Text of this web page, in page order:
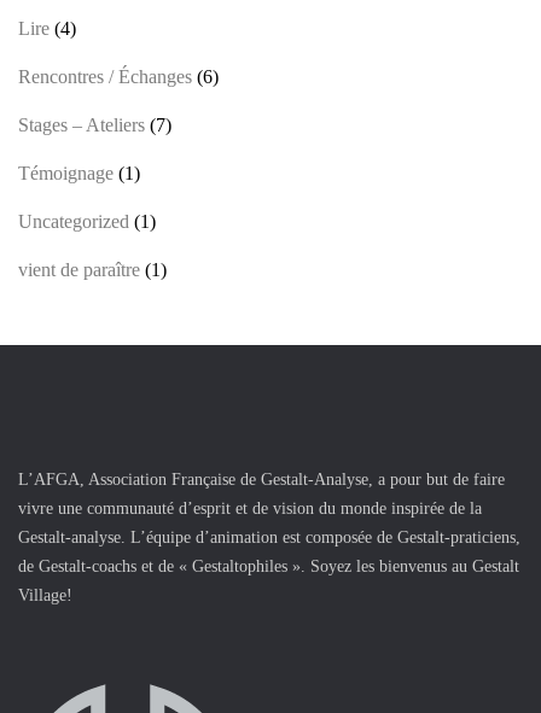
Lire (4)
Rencontres / Échanges (6)
Stages – Ateliers (7)
Témoignage (1)
Uncategorized (1)
vient de paraître (1)
L’AFGA, Association Française de Gestalt-Analyse, a pour but de faire
vivre une communauté d’esprit et de vision du monde inspirée de la
Gestalt-analyse. L’équipe d’animation est composée de Gestalt-praticiens,
de Gestalt-coachs et de « Gestaltophiles ». Soyez les bienvenus au Gestalt
Village!